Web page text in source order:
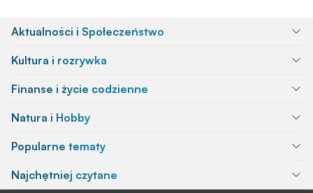
Aktualności i Społeczeństwo
Kultura i rozrywka
Finanse i życie codzienne
Natura i Hobby
Popularne tematy
Najchętniej czytane